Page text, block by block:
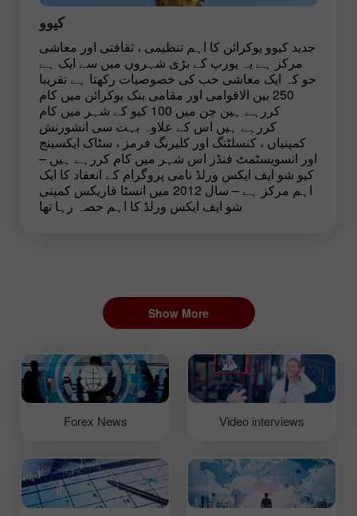
کیوو
جدید کیوو یوکرائن کا اہم تنظیمی ، ثقافتی اور معاشی
مرکز ہے یہ یورپ کے بڑی شہروں میں سے ایک ہے
جو کہ ایک معاشی حب کی خصوصیات رکھتا ہے تقریبا
250 بین الاقوامی اور مقامی بنک یوکرائن میں کام
کررہے ہین جن میں 100 کیو کے شہر میں کام
کررہے ہیں اس کے علاوہ بہت سی انشورنش
کمپنیاں ، کنسلٹنگ اور کلیرنگ فرمز ، سٹاک ایکسینج
اور انسویسٹمٹ فنڈز اس شہر میں کام کررہے ہیں –
کیو شو ایف ایکس ورلڈ نامی پروگرام کے انعقاد کا ایک
اہم مرکز ہے – سال 2012 میں انسٹا فاریکس کمپنی
شو ایف ایکس ورلڈ کا اہم حصہ رہا تھا
Show More
Forex News Video interviews